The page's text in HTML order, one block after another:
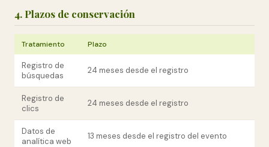
4. Plazos de conservación
Tratamiento Plazo
Registro de
búsquedas
24 meses desde el registro
Registro de
clics
24 meses desde el registro
Datos de
analítica web
13 meses desde el registro del evento